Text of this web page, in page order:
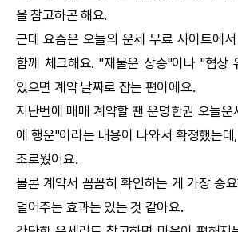
을 참고하곤 해요.
근데 요즘은 오늘의 운세 무료 사이트에
함께 체크해요. "재물운 상승"이나 "협상
있으면 계약 날짜로 잡는 편이에요.
지난번에 매매 계약할 땐운명한권 오늘운
에 행운"이라는 내용이 나와서 확정했는
조로웠어요.
물론 계약서 꼼꼼히 확인하는 게 가장 중
덜어주는 효과는 있는 것 같아요.